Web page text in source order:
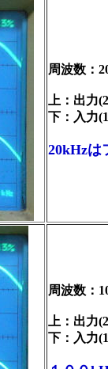
周波数：
上：出力
下：入力
20kHzは
周波数：
上：出力
下：入力